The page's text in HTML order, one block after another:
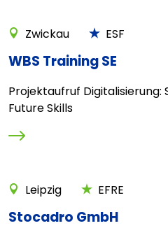
Zwickau ESF
WBS Training SE
Projektaufruf Digitalisierung:
Future Skills
Leipzig EFRE
Stocadro GmbH